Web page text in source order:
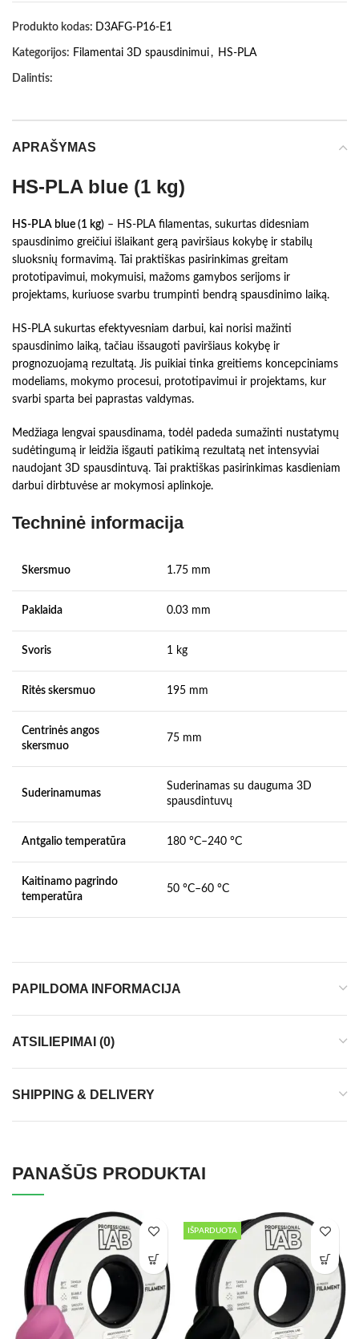
Produkto kodas: D3AFG-P16-E1
Kategorijos: Filamentai 3D spausdinimui, HS-PLA
Dalintis:
APRAŠYMAS
HS-PLA blue (1 kg)
HS-PLA blue (1 kg) – HS-PLA filamentas, sukurtas didesniam
spausdinimo greičiui išlaikant gerą paviršiaus kokybę ir stabilų
sluoksnių formavimą. Tai praktiškas pasirinkimas greitam
prototipavimui, mokymuisi, mažoms gamybos serijoms ir
projektams, kuriuose svarbu trumpinti bendrą spausdinimo laiką.
HS-PLA sukurtas efektyvesniam darbui, kai norisi mažinti
spausdinimo laiką, tačiau išsaugoti paviršiaus kokybę ir
prognozuojamą rezultatą. Jis puikiai tinka greitiems koncepciniams
modeliams, mokymo procesui, prototipavimui ir projektams, kur
svarbi sparta bei paprastas valdymas.
Medžiaga lengvai spausdinama, todėl padeda sumažinti nustatymų
sudėtingumą ir leidžia išgauti patikimą rezultatą net intensyviai
naudojant 3D spausdintuvą. Tai praktiškas pasirinkimas kasdieniam
darbui dirbtuvėse ar mokymosi aplinkoje.
Techninė informacija
Skersmuo 1.75 mm
Paklaida 0.03 mm
Svoris 1 kg
Ritės skersmuo 195 mm
Centrinės angos
skersmuo
75 mm
Suderinamumas
Suderinamas su dauguma 3D
spausdintuvų
Antgalio temperatūra 180 °C–240 °C
Kaitinamo pagrindo
temperatūra
50 °C–60 °C
PAPILDOMA INFORMACIJA
ATSILIEPIMAI (0)
SHIPPING & DELIVERY
PANAŠŪS PRODUKTAI
IŠPARDUOTA